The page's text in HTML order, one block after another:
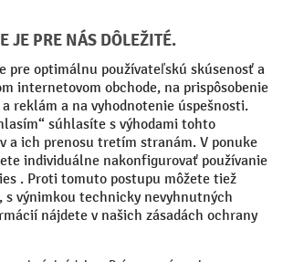
nášho Kontaktný formulár
výhody
50€
údajov